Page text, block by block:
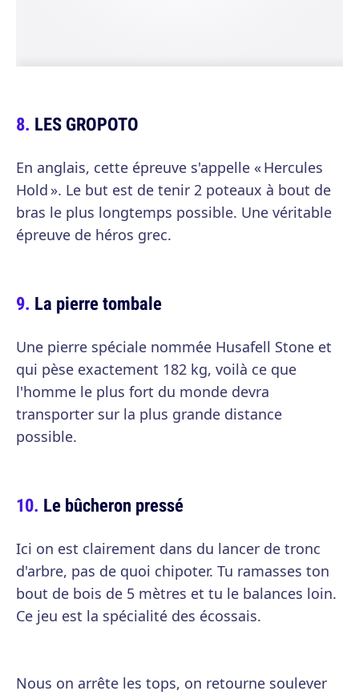
LES GROPOTO
En anglais, cette épreuve s'appelle « Hercules
Hold ». Le but est de tenir 2 poteaux à bout de
bras le plus longtemps possible. Une véritable
épreuve de héros grec.
La pierre tombale
Une pierre spéciale nommée Husafell Stone et
qui pèse exactement 182 kg, voilà ce que
l'homme le plus fort du monde devra
transporter sur la plus grande distance
possible.
Le bûcheron pressé
Ici on est clairement dans du lancer de tronc
d'arbre, pas de quoi chipoter. Tu ramasses ton
bout de bois de 5 mètres et tu le balances loin.
Ce jeu est la spécialité des écossais.
Nous on arrête les tops, on retourne soulever